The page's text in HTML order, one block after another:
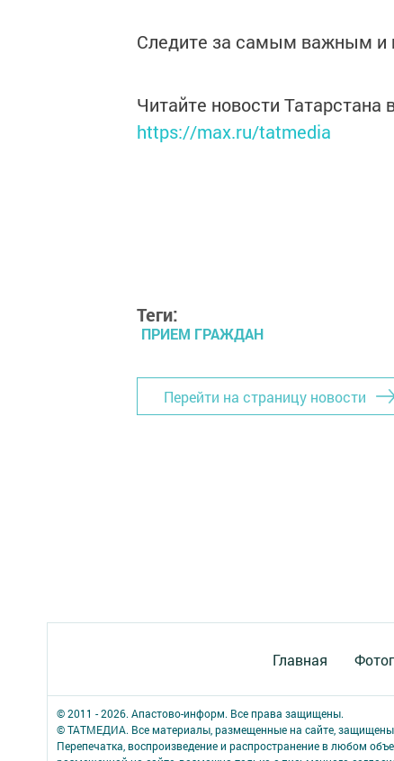
Следите за самым важным и
Читайте новости
https://max.ru/tatmedia
Теги:
ПРИЕМ ГРАЖДАН
Перейти на страницу новости
Главная
© 2011 - 2026. Апастово-информ. Все права защищены.
© ТАТМЕДИА. Все материалы, размещенные на сайте,
Перепечатка, воспроизведение и распространение в любом